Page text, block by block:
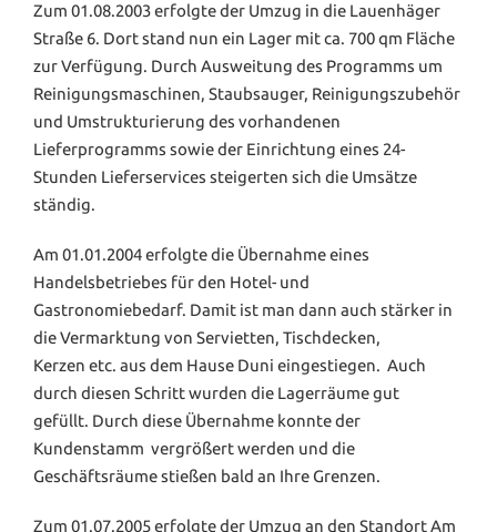
Zum 01.08.2003 erfolgte der Umzug in die Lauenhäger
Straße 6. Dort stand nun ein Lager mit ca. 700 qm Fläche
zur Verfügung. Durch Ausweitung des Programms um
Reinigungsmaschinen, Staubsauger, Reinigungszubehör
und Umstrukturierung des vorhandenen
Lieferprogramms sowie der Einrichtung eines 24-
Stunden Lieferservices steigerten sich die Umsätze
ständig.
Am 01.01.2004 erfolgte die Übernahme eines
Handelsbetriebes für den Hotel- und
Gastronomiebedarf. Damit ist man dann auch stärker in
die Vermarktung von Servietten, Tischdecken,
Kerzen etc. aus dem Hause Duni eingestiegen. Auch
durch diesen Schritt wurden die Lagerräume gut
gefüllt. Durch diese Übernahme konnte der
Kundenstamm vergrößert werden und die
Geschäftsräume stießen bald an Ihre Grenzen.
Zum 01.07.2005 erfolgte der Umzug an den Standort Am